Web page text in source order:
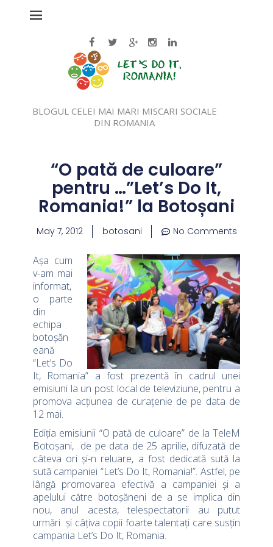
BLOGUL CELEI MAI MARI MISCARI SOCIALE
DIN ROMANIA
“O pată de culoare”
pentru …”Let’s Do It,
Romania!” la Botoșani
May 7, 2012 botosani No Comments
Așa cum
v-am mai
informat,
o parte
din
echipa
botoșăn
eană
“Let’s Do
It, Romania” a fost prezentă în cadrul unei
emisiuni la un post local de televiziune, pentru a
promova acțiunea de curațenie de pe data de
12 mai.
Ediția emisiunii “O pată de culoare” de la TeleM
Botoșani, de pe data de 25 aprilie, difuzată de
câteva ori și-n reluare, a fost dedicată sută la
sută campaniei “Let’s Do It, Romania!”. Astfel, pe
lângă promovarea efectivă a campaniei și a
apelului către botoșăneni de a se implica din
nou, anul acesta, telespectatorii au putut
urmări și câțiva copii foarte talentați care susțin
campania Let’s Do It, Romania.